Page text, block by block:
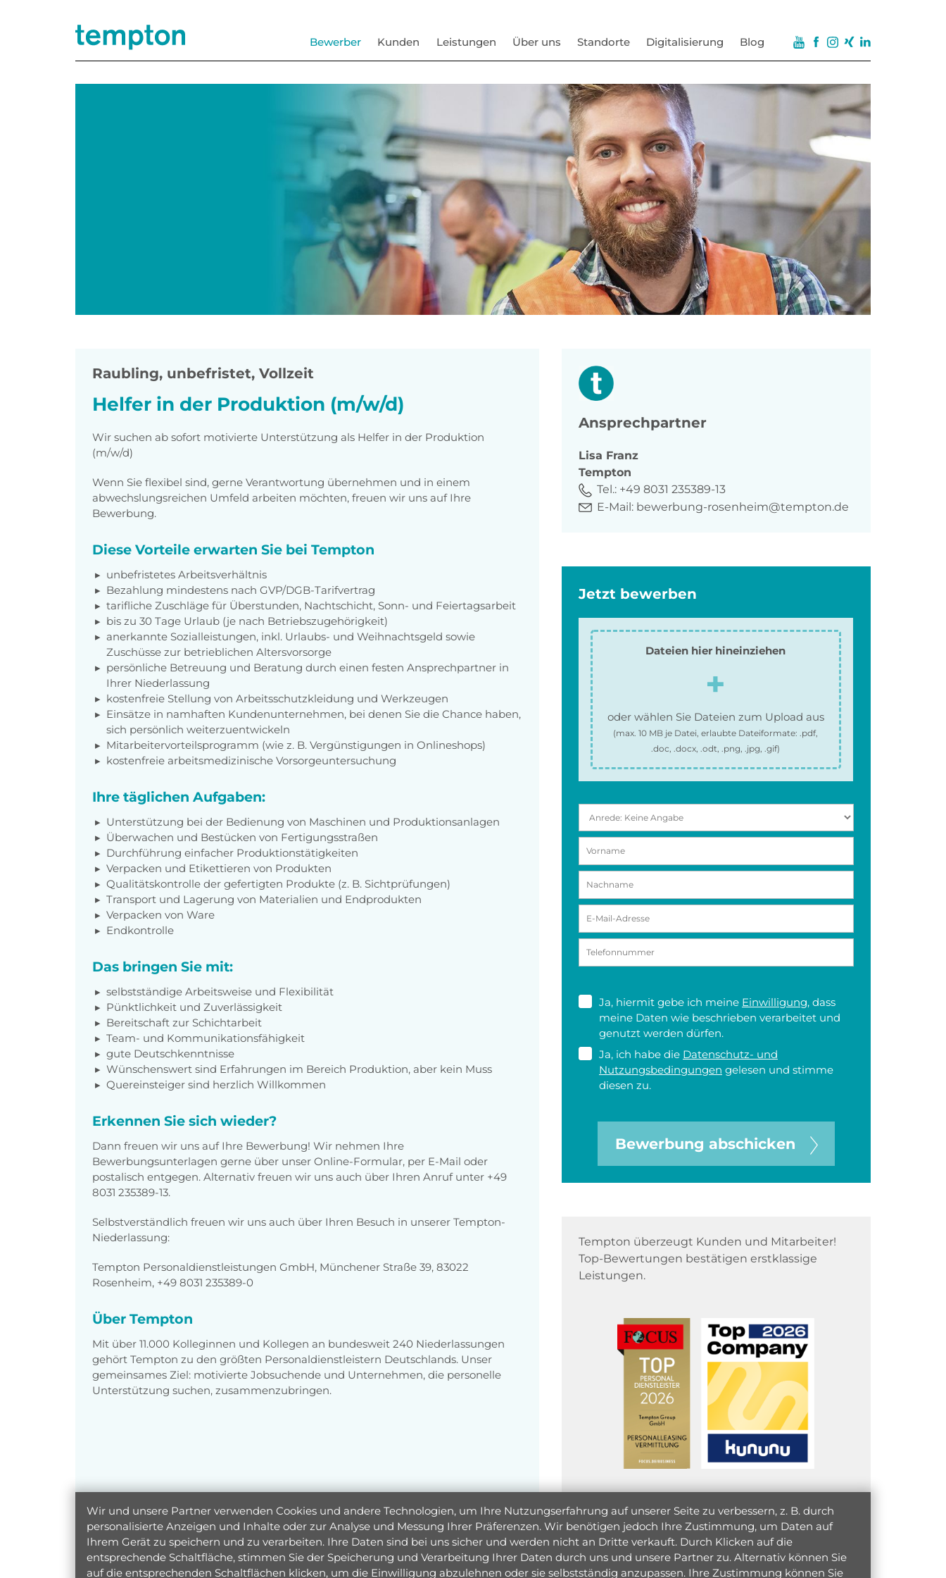
Bewerber Kunden Leistungen Über uns Standorte Digitalisierung Blog
Raubling, unbefristet, Vollzeit
Helfer in der Produktion (m/w/d)
Wir suchen ab sofort motivierte Unterstützung als Helfer in der Produktion
(m/w/d)
Wenn Sie flexibel sind, gerne Verantwortung übernehmen und in einem
abwechslungsreichen Umfeld arbeiten möchten, freuen wir uns auf Ihre
Bewerbung.
Diese Vorteile erwarten Sie bei Tempton
unbefristetes Arbeitsverhältnis
Bezahlung mindestens nach GVP/DGB-Tarifvertrag
tarifliche Zuschläge für Überstunden, Nachtschicht, Sonn- und Feiertagsarbeit
bis zu 30 Tage Urlaub (je nach Betriebszugehörigkeit)
anerkannte Sozialleistungen, inkl. Urlaubs- und Weihnachtsgeld sowie
Zuschüsse zur betrieblichen Altersvorsorge
persönliche Betreuung und Beratung durch einen festen Ansprechpartner in
Ihrer Niederlassung
kostenfreie Stellung von Arbeitsschutzkleidung und Werkzeugen
Einsätze in namhaften Kundenunternehmen, bei denen Sie die Chance haben,
sich persönlich weiterzuentwickeln
Mitarbeitervorteilsprogramm (wie z. B. Vergünstigungen in Onlineshops)
kostenfreie arbeitsmedizinische Vorsorgeuntersuchung
Ihre täglichen Aufgaben:
Unterstützung bei der Bedienung von Maschinen und Produktionsanlagen
Überwachen und Bestücken von Fertigungsstraßen
Durchführung einfacher Produktionstätigkeiten
Verpacken und Etikettieren von Produkten
Qualitätskontrolle der gefertigten Produkte (z. B. Sichtprüfungen)
Transport und Lagerung von Materialien und Endprodukten
Verpacken von Ware
Endkontrolle
Das bringen Sie mit:
selbstständige Arbeitsweise und Flexibilität
Pünktlichkeit und Zuverlässigkeit
Bereitschaft zur Schichtarbeit
Team- und Kommunikationsfähigkeit
gute Deutschkenntnisse
Wünschenswert sind Erfahrungen im Bereich Produktion, aber kein Muss
Quereinsteiger sind herzlich Willkommen
Erkennen Sie sich wieder?
Dann freuen wir uns auf Ihre Bewerbung! Wir nehmen Ihre
Bewerbungsunterlagen gerne über unser Online-Formular, per E-Mail oder
postalisch entgegen. Alternativ freuen wir uns auch über Ihren Anruf unter +49
8031 235389-13.
Selbstverständlich freuen wir uns auch über Ihren Besuch in unserer Tempton-
Niederlassung:
Tempton Personaldienstleistungen GmbH, Münchener Straße 39, 83022
Rosenheim, +49 8031 235389-0
Über Tempton
Mit über 11.000 Kolleginnen und Kollegen an bundesweit 240 Niederlassungen
gehört Tempton zu den größten Personaldienstleistern Deutschlands. Unser
gemeinsames Ziel: motivierte Jobsuchende und Unternehmen, die personelle
Unterstützung suchen, zusammenzubringen.
Ansprechpartner
Lisa Franz
Tempton
Tel.: +49 8031 235389-13
E-Mail: bewerbung-rosenheim@tempton.de
Jetzt bewerben
Dateien hier hineinziehen
oder wählen Sie Dateien zum Upload aus
(max.10 MB je Datei, erlaubte Dateiformate:.pdf,
.doc, .docx, .odt, .png, .jpg, .gif)
Ja, hiermit gebe ich meine Einwilligung, dass
meine Daten wie beschrieben verarbeitet und
genutzt werden dürfen.
Ja, ich habe die Datenschutz- und
Nutzungsbedingungen gelesen und stimme
diesen zu.
Bewerbung abschicken
Tempton überzeugt Kunden und Mitarbeiter!
Top-Bewertungen bestätigen erstklassige
Leistungen.
Wir und unsere Partner verwenden Cookies und andere Technologien, um Ihre Nutzungserfahrung auf unserer Seite zu verbessern, z. B. durch
personalisierte Anzeigen und Inhalte oder zur Analyse und Messung Ihrer Präferenzen. Wir benötigen jedoch Ihre Zustimmung, um Daten auf
Ihrem Gerät zu speichern und zu verarbeiten. Ihre Daten sind bei uns sicher und werden nicht an Dritte verkauft. Durch Klicken auf die
entsprechende Schaltfläche, stimmen Sie der Speicherung und Verarbeitung Ihrer Daten durch uns und unsere Partner zu. Alternativ können Sie
auf die entsprechenden Schaltflächen klicken, um die Einwilligung abzulehnen oder sie selbstständig anzupassen. Ihre Zustimmung können Sie